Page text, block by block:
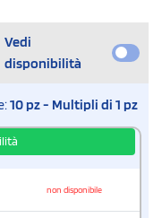
Vedi
disponibilità
10 pz - Multipli di 1 pz
non disponibile